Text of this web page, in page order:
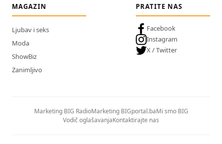
MAGAZIN
Ljubav i seks
Moda
ShowBiz
Zanimljivo
PRATITE NAS
Facebook
Instagram
X / Twitter
Marketing BIG RadioMarketing BIGportal.baMi smo BIG
Vodič oglašavanjaKontaktirajte nas